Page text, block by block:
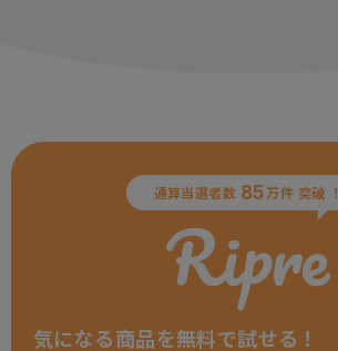
通算当選者数 85万件 突破 ！
気になる商品を無料で試せる！